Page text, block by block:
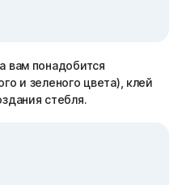
вам понадобится
и зеленого цвета), клей
стебля.